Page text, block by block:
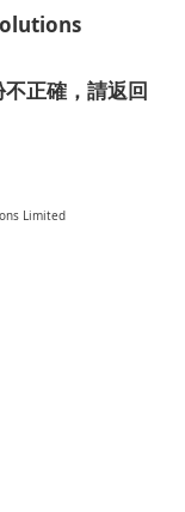
不正確，請返回
Limited